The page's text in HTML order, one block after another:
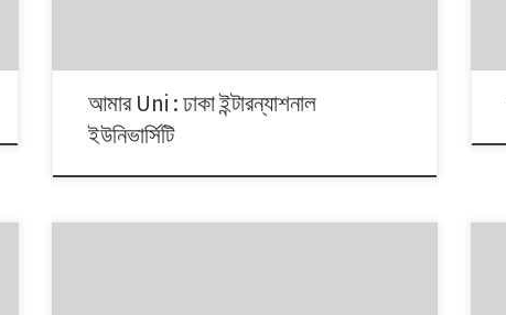
আমার Uni : ঢাকা ইন্টারন্যাশনাল
ইউনিভার্সিটি